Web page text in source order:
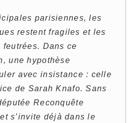
parisiennes, les
restent fragiles et les
Dans ce
une hypothèse
avec insistance : celle
de Sarah Knafo. Sans
Reconquête
s’invite déjà dans le